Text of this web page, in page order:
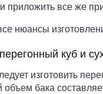
приложить все же
нюансы
куб и
изготовить
бака